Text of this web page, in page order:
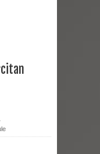
piden
oportuna